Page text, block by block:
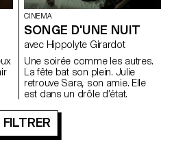
CINEMA
SONGE D'UNE NUIT
avec Hippolyte Girardot
Une soirée comme les autres.
La fête bat son plein. Julie
retrouve Sara, son amie. Elle
est dans un drôle d’état.
FILTRER